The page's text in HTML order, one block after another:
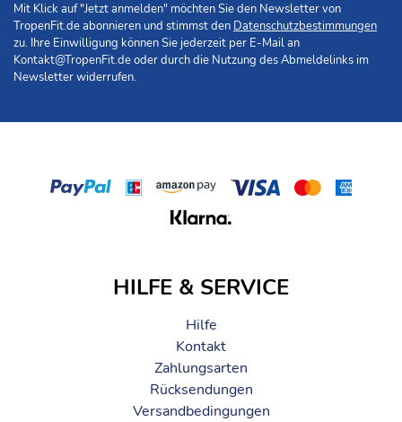
Mit Klick auf "Jetzt anmelden" möchten Sie den Newsletter von
TropenFit.de abonnieren und stimmst den Datenschutzbestimmungen
zu. Ihre Einwilligung können Sie jederzeit per E-Mail an
Kontakt@TropenFit.deoder durch die Nutzung des Abmeldelinks im
Newsletter widerrufen.
HILFE & SERVICE
Hilfe
Kontakt
Zahlungsarten
Rücksendungen
Versandbedingungen